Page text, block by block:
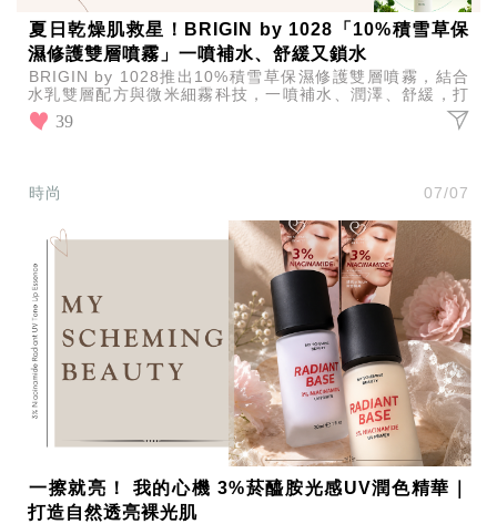
夏日乾燥肌救星！BRIGIN by 1028「10%積雪草保
濕修護雙層噴霧」一噴補水、舒緩又鎖水
BRIGIN by 1028推出10%積雪草保濕修護雙層噴霧，結合
水乳雙層配方與微米細霧科技，一噴補水、潤澤、舒緩，打
造全天候水潤舒適肌。
39
時尚 07/07
一擦就亮！ 我的心機 3%菸醯胺光感UV潤色精華｜
打造自然透亮裸光肌